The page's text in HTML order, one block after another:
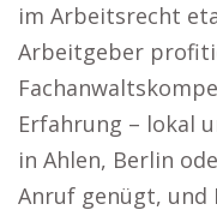
im Arbeitsrecht
Arbeitgeber
Erfahrung – lokal
in Ahlen, Berlin
Anruf genügt, und